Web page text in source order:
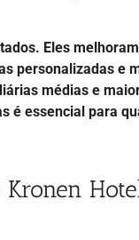
Eles
personalizadas e
médias e
é essencial para
Kronen